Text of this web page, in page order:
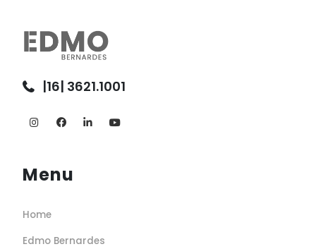
|16| 3621.1001
Menu
Home
Edmo Bernardes